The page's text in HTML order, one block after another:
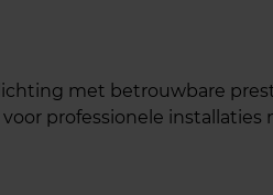
met betrouwbare
professionele